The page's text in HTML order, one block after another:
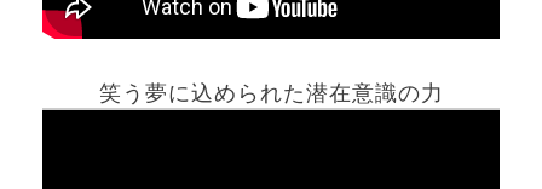
笑う夢に込められた潜在意識の力